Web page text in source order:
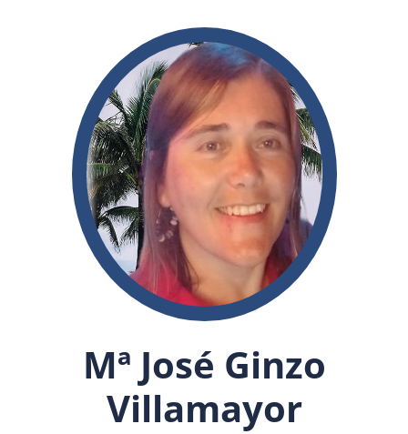
Mª José Ginzo
Villamayor